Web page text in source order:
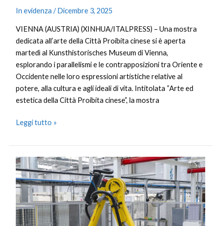
In evidenza /Dicembre 3, 2025
VIENNA (AUSTRIA) (XINHUA/ITALPRESS) – Una mostra
dedicata all’arte della Città Proibita cinese si è aperta
martedì al Kunsthistorisches Museum di Vienna,
esplorando i parallelismi e le contrapposizioni tra Oriente e
Occidente nelle loro espressioni artistiche relative al
potere, alla cultura e agli ideali di vita. Intitolata “Arte ed
estetica della Città Proibita cinese”, la mostra
Leggi tutto »
Cina,
imprese
little
giant
in
forte